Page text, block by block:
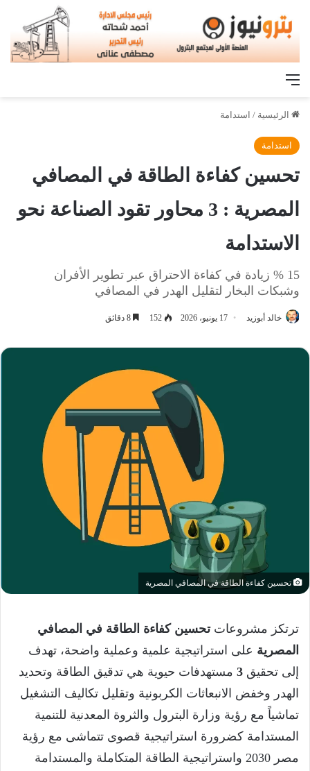
القائمة
الرئيسية / استدامة
استدامة
تحسين كفاءة الطاقة في المصافي
المصرية : 3 محاور تقود الصناعة نحو
الاستدامة
15 % زيادة في كفاءة الاحتراق عبر تطوير الأفران
وشبكات البخار لتقليل الهدر في المصافي
خالد أبوزيد 17 يونيو، 2026 152
تحسين كفاءة الطاقة في المصافي المصرية
ترتكز مشروعاتتحسين كفاءة الطاقة في المصافي
المصرية على استراتيجية علمية وعملية واضحة، تهدف
إلى تحقيق 3 مستهدفات حيوية هي تدقيق الطاقة وتحديد
الهدر وخفض الانبعاثات الكربونية وتقليل تكاليف التشغيل
تماشياً مع رؤية وزارة البترول والثروة المعدنية للتنمية
المستدامة كضرورة استراتيجية قصوى تتماشى مع رؤية
مصر 2030 واستراتيجية الطاقة المتكاملة والمستدامة